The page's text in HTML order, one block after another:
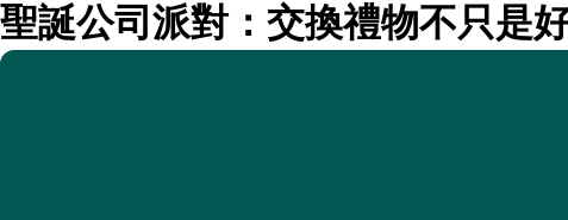
聖誕公司派對：交換禮物不只是